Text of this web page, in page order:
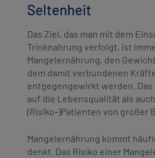
Seltenheit
Das Ziel, das man mit dem
Trinknahrung verfolgt, ist
Mangelernährung, den
dem damit verbundenen
entgegengewirkt werden.
auf die Lebensqualität als
(Risiko-)Patienten von großer
Mangelernährung kommt
denkt. Das Risiko einer